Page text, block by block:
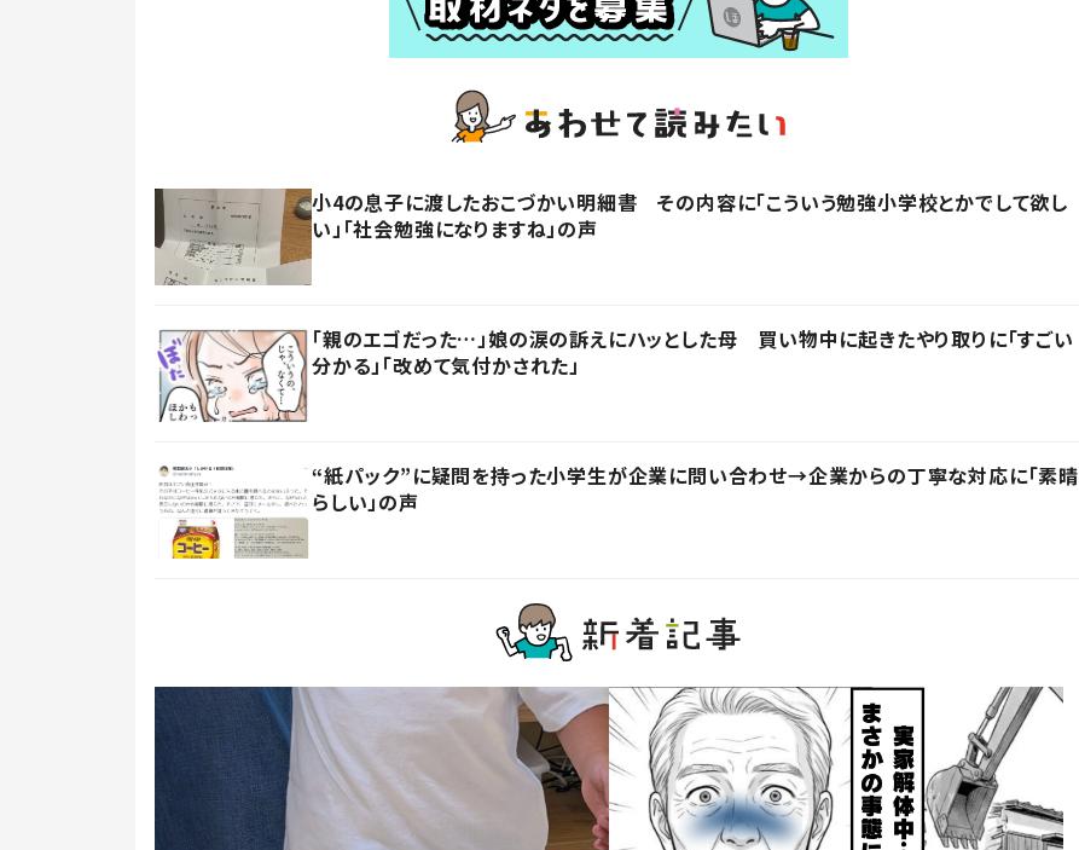
小4の息子に渡したおこづかい明細書 その内容に「こういう勉強小学校とかでして欲し
い」「社会勉強になりますね」の声
「親のエゴだった…」娘の涙の訴えにハッとした母 買い物中に起きたやり取りに「すごい
分かる」「改めて気付かされた」
“紙パック”に疑問を持った小学生が企業に問い合わせ→企業からの丁寧な対応に「素晴
らしい」の声